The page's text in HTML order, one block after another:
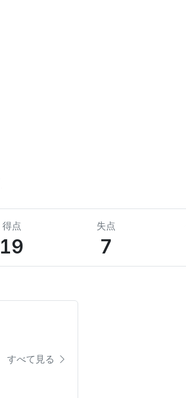
得点
19
失点
7
すべて見る